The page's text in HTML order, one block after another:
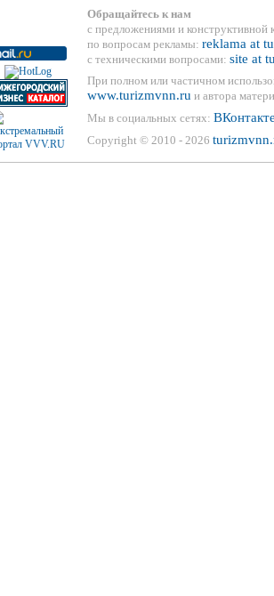
Обращайтесь к нам
с предложениями и конструктивной
по вопросам рекламы: reklama at
с техническими вопросами: site at
При полном или частичном
www.turizmvnn.ru и автора
Мы в социальных сетях:
Copyright © 2010 - 2026